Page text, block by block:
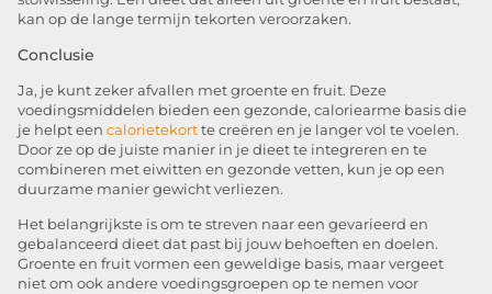
kan op de lange termijn tekorten veroorzaken.
Conclusie
Ja, je kunt zeker afvallen met groente en fruit. Deze
voedingsmiddelen bieden een gezonde, caloriearme basis die
je helpt een calorietekort te creëren en je langer vol te voelen.
Door ze op de juiste manier in je dieet te integreren en te
combineren met eiwitten en gezonde vetten, kun je op een
duurzame manier gewicht verliezen.
Het belangrijkste is om te streven naar een gevarieerd en
gebalanceerd dieet dat past bij jouw behoeften en doelen.
Groente en fruit vormen een geweldige basis, maar vergeet
niet om ook andere voedingsgroepen op te nemen voor